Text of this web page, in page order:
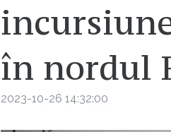
în nordul
2023-10-26 14:32:00